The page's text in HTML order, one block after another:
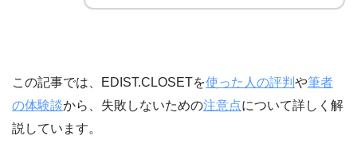
この記事では、EDIST.CLOSETを使った人の評判 や筆者
の体験談から、失敗しないための注意点について詳しく解
説しています。